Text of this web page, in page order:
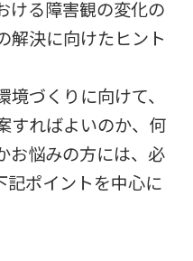
ける障害観の変化の
解決に向けたヒント
づくりに向けて、
すればよいのか、何
お悩みの方には、必
記ポイントを中心に